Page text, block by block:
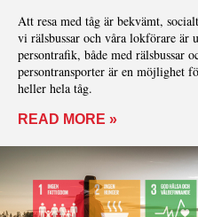
Att resa med tåg är bekvämt,
vi rälsbussar och våra lokförare är
persontrafik, både med rälsbussar
persontransporter är en möjlighet
heller hela tåg.
READ MORE »